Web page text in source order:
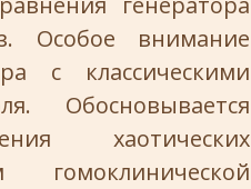
Особое внимание
с классическими
Обосновывается
хаотических
гомоклинической